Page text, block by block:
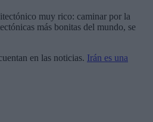
muy rico: caminar por la
más bonitas del mundo, se
en las noticias. Irán es una